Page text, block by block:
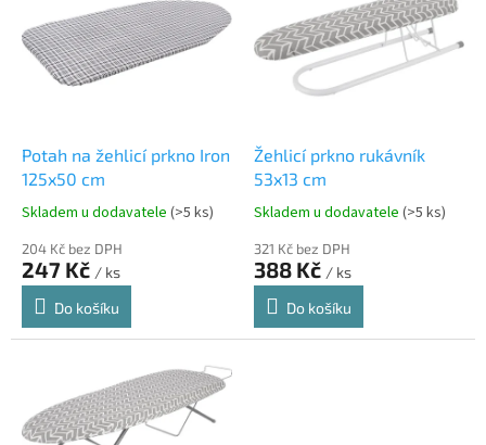
Potah na žehlicí prkno Iron
125x50 cm
Skladem u dodavatele (>5 ks)
204 Kč bez DPH
247 Kč / ks
Do košíku
Žehlicí prkno rukávník
53x13 cm
Skladem u dodavatele (>5 ks)
321 Kč bez DPH
388 Kč / ks
Do košíku